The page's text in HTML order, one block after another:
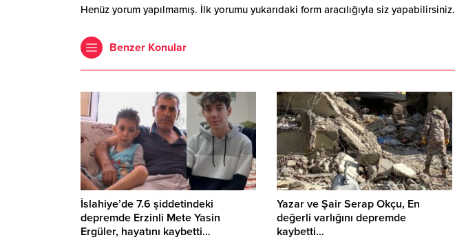
Henüz yorum yapılmamış. İlk yorumu yukarıdaki form aracılığıyla siz yapabilirsiniz.
Benzer Konular
İslahiye’de 7.6 şiddetindeki
depremde Erzinli Mete Yasin
Ergüler, hayatını kaybetti…
Yazar ve Şair Serap Okçu, En
değerli varlığını depremde
kaybetti…